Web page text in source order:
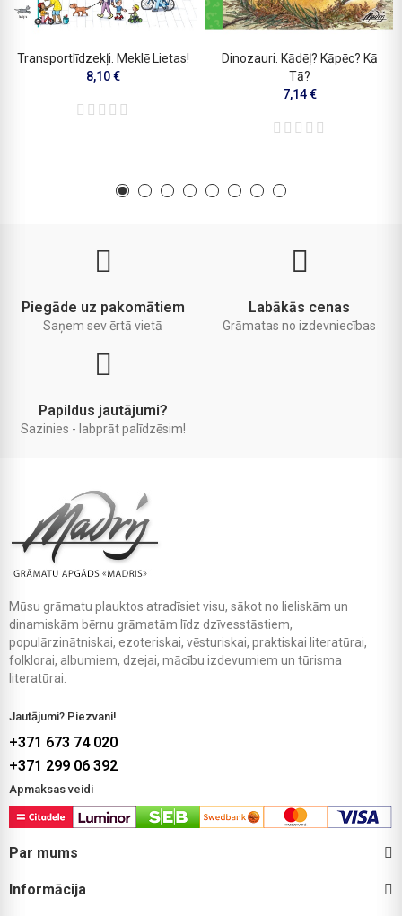
Transportlīdzekļi. Meklē Lietas!
8,10 €
Dinozauri. Kādēļ? Kāpēc? Kā
Tā?
7,14 €
Piegāde uz pakomātiem
Saņem sev ērtā vietā
Labākās cenas
Grāmatas no izdevniecības
Papildus jautājumi?
Sazinies - labprāt palīdzēsim!
Mūsu grāmatu plauktos atradīsiet visu, sākot no lieliskām un
dinamiskām bērnu grāmatām līdz dzīvesstāstiem,
populārzinātniskai, ezoteriskai, vēsturiskai, praktiskai literatūrai,
folklorai, albumiem, dzejai, mācību izdevumiem un tūrisma
literatūrai.
Jautājumi? Piezvani!
+371 673 74 020
+371 299 06 392
Apmaksas veidi
Par mums
Informācija